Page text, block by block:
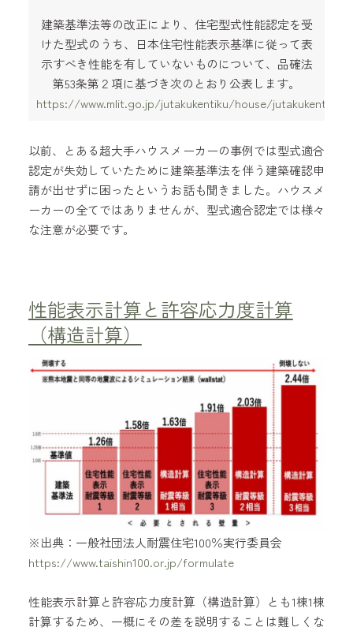
建築基準法等の改正により、住宅型式性能認定を受
けた型式のうち、日本住宅性能表示基準に従って表
示すべき性能を有していないものについて、品確法
第53条第２項に基づき次のとおり公表します。
https://www.mlit.go.jp/jutakukentiku/house/
以前、とある超大手ハウスメーカーの事例では型式適合
認定が失効していたために建築基準法を伴う建築確認申
請が出せずに困ったというお話も聞きました。ハウスメ
ーカーの全てではありませんが、型式適合認定では様々
な注意が必要です。
性能表示計算と許容応力度計算
（構造計算）
※出典：一般社団法人耐震住宅100％実行委員会
https://www.taishin100.or.jp/formulate
性能表示計算と許容応力度計算（構造計算）とも1棟1棟
計算するため、一概にその差を説明することは難しくな